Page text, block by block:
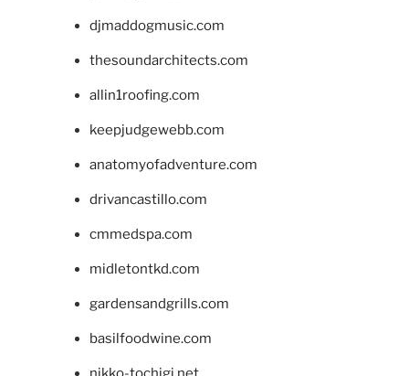
djmaddogmusic.com
thesoundarchitects.com
allin1roofing.com
keepjudgewebb.com
anatomyofadventure.com
drivancastillo.com
cmmedspa.com
midletontkd.com
gardensandgrills.com
basilfoodwine.com